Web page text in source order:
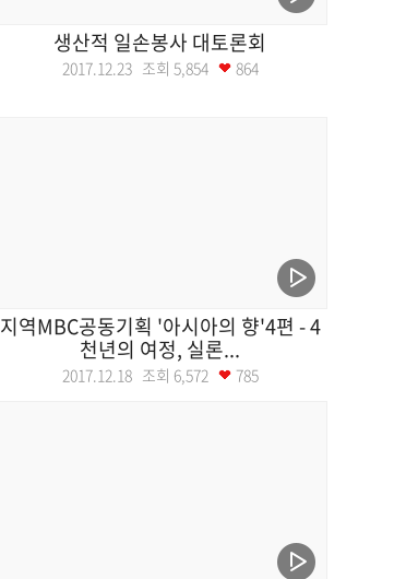
생산적 일손봉사 대토론회
2017.12.23 조회 5,854 864
지역MBC공동기획 '아시아의 향'4편 - 4
천년의 여정, 실론...
2017.12.18 조회 6,572 785